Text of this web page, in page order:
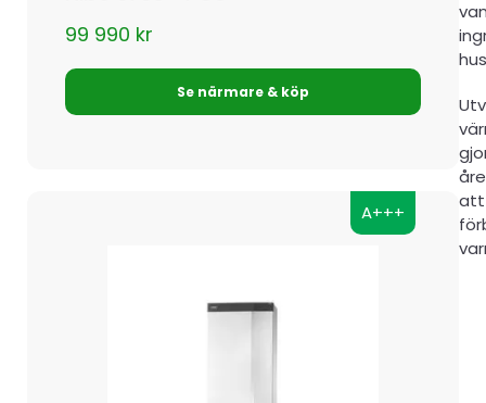
99 990 kr
Se närmare & köp
A+++
att